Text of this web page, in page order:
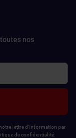
nos
lettre d'information par
de confidentialité.